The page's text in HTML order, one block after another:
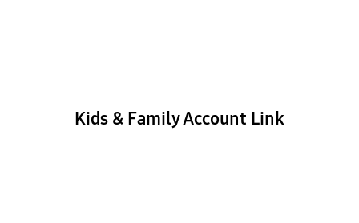
Kids & Family Account Link